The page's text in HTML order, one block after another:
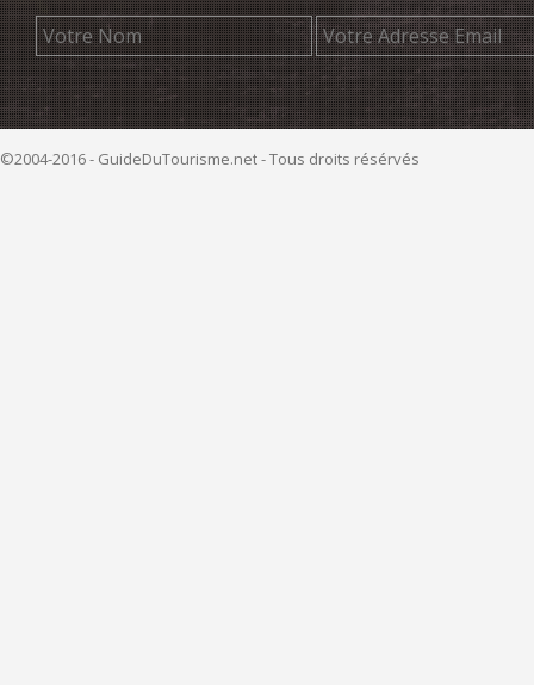
©2004-2016 - GuideDuTourisme.net - Tous droits résérvés